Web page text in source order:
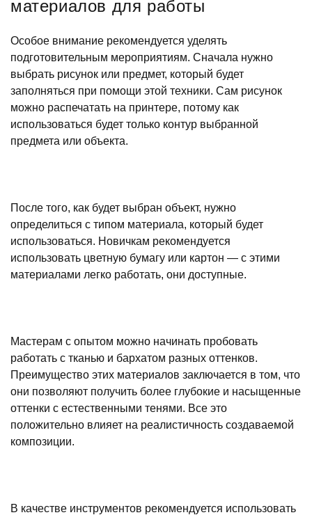
материалов для работы
Особое внимание рекомендуется уделять
подготовительным мероприятиям. Сначала нужно
выбрать рисунок или предмет, который будет
заполняться при помощи этой техники. Сам рисунок
можно распечатать на принтере, потому как
использоваться будет только контур выбранной
предмета или объекта.
После того, как будет выбран объект, нужно
определиться с типом материала, который будет
использоваться. Новичкам рекомендуется
использовать цветную бумагу или картон — с этими
материалами легко работать, они доступные.
Мастерам с опытом можно начинать пробовать
работать с тканью и бархатом разных оттенков.
Преимущество этих материалов заключается в том, что
они позволяют получить более глубокие и насыщенные
оттенки с естественными тенями. Все это
положительно влияет на реалистичность создаваемой
композиции.
В качестве инструментов рекомендуется использовать